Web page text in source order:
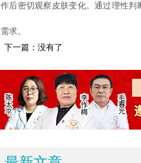
作后密切观察皮肤变化。通过理性
需求。
下一篇：没有了